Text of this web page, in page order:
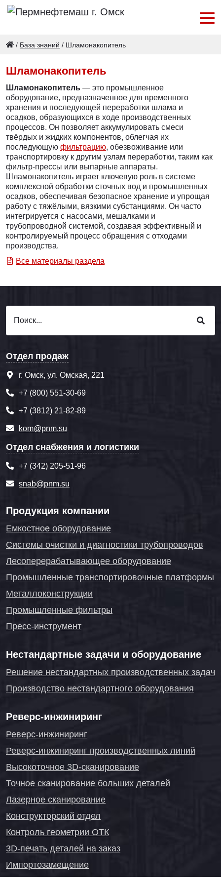
/ База знаний / Шламонакопитель
Шламонакопитель
Шламонакопитель — это промышленное
оборудование, предназначенное для временного
хранения и последующей переработки шлама и
осадков, образующихся в ходе производственных
процессов. Он позволяет аккумулировать смеси
твёрдых и жидких компонентов, облегчая их
последующую фильтрацию, обезвоживание или
транспортировку к другим узлам переработки, таким как
фильтр-прессы или выпарные аппараты.
Шламонакопитель играет ключевую роль в системе
комплексной обработки сточных вод и промышленных
осадков, обеспечивая безопасное хранение и упрощая
работу с тяжёлыми, вязкими субстанциями. Он часто
интегрируется с насосами, мешалками и
трубопроводной системой, создавая эффективный и
контролируемый процесс обращения с отходами
производства.
Все материалы раздела
Отдел продаж
г. Омск, ул. Омская, 221
+7 (800) 551-30-69
+7 (3812) 21-82-89
kom@pnm.su
Отдел снабжения и логистики
+7 (342) 205-51-96
snab@pnm.su
Продукция компании
Емкостное оборудование
Системы очистки и диагностики трубопроводов
Лесоперерабатывающее оборудование
Промышленные транспортировочные платформы
Металлоконструкции
Промышленные фильтры
Пресс-инструмент
Нестандартные задачи и оборудование
Решение нестандартных производственных задач
Производство нестандартного оборудования
Реверс-инжиниринг
Реверс-инжиниринг
Реверс-инжиниринг производственных линий
Высокоточное 3D-сканирование
Точное сканирование больших деталей
Лазерное сканирование
Конструкторский отдел
Контроль геометрии ОТК
3D-печать деталей на заказ
Импортозамещение